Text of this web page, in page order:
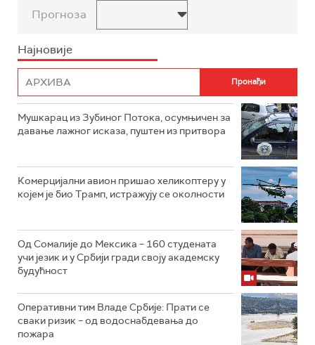
Прогноза
Најновије
Мушкарац из Зубиног Потока, осумњичен за
давање лажног исказа, пуштен из притвора
Комерцијални авион пришао хеликоптеру у
којем је био Трамп, истражују се околности
Од Сомалије до Мексика – 160 студената
учи језик и у Србији гради своју академску
будућност
Оперативни тим Владе Србије: Прати се
сваки ризик – од водоснабдевања до
пожара